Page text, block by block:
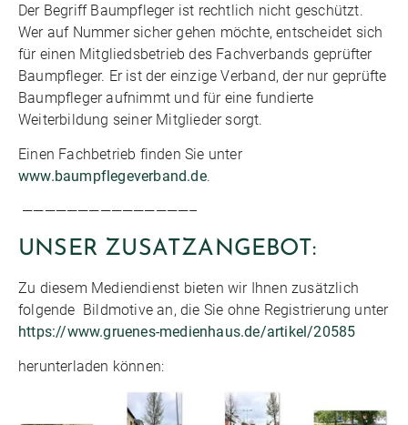
Der Begriff Baumpfleger ist rechtlich nicht geschützt.
Wer auf Nummer sicher gehen möchte, entscheidet sich
für einen Mitgliedsbetrieb des Fachverbands geprüfter
Baumpfleger. Er ist der einzige Verband, der nur geprüfte
Baumpfleger aufnimmt und für eine fundierte
Weiterbildung seiner Mitglieder sorgt.
Einen Fachbetrieb finden Sie unter
www.baumpflegeverband.de.
———————————————–
UNSER ZUSATZANGEBOT:
Zu diesem Mediendienst bieten wir Ihnen zusätzlich
folgende Bildmotive an, die Sie ohne Registrierung unter
https://www.gruenes-medienhaus.de/artikel/20585
herunterladen können: